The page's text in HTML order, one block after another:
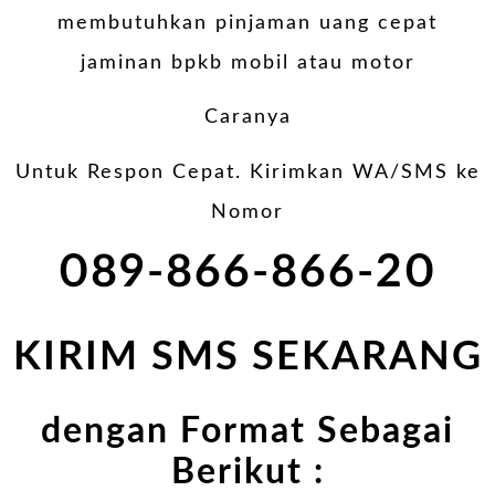
membutuhkan pinjaman uang cepat
jaminan bpkb mobil atau motor
Caranya
Untuk Respon Cepat. Kirimkan WA/SMS ke
Nomor
089-866-866-20
KIRIM SMS SEKARANG
dengan Format Sebagai
Berikut :